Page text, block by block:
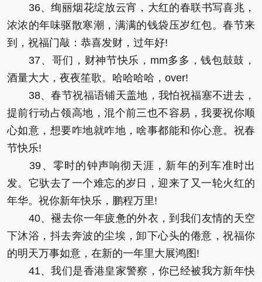
36、绚丽烟花绽放云宵，大红的春联书写喜兆，
浓浓的年味驱散寒潮，满满的钱袋压岁红包。春节来
到，祝福门敲：恭喜发财，过年好!
37、哥们，财神节快乐，mm多多，钱包鼓鼓，
酒量大大，夜夜笙歌。哈哈哈哈，over!
38、春节祝福语铺天盖地，我怕祝福塞不进去，
提前行动占领高地，混个前三也不容易，我要祝你顺
心如意，想要咋地就咋地，啥事都能和你心意。祝春
节快乐!
39、零时的钟声响彻天涯，新年的列车准时出
发。它驮去了一个难忘的岁日，迎来了又一轮火红的
年华。祝你新年快乐，鹏程万里!
40、褪去你一年疲惫的外衣，到我们友情的天空
下沐浴，抖去奔波的尘埃，卸下心头的倦意，祝福你
的明天万事如意，在新的一年里大展鸿图!
41、我们是香港皇家警察，你已经被我方新年快